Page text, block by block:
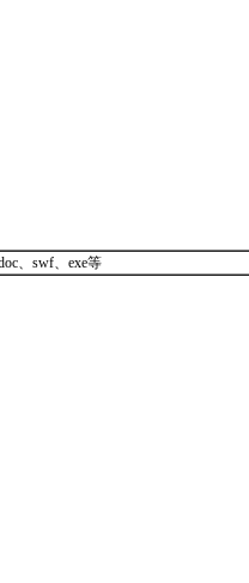
、swf、exe等